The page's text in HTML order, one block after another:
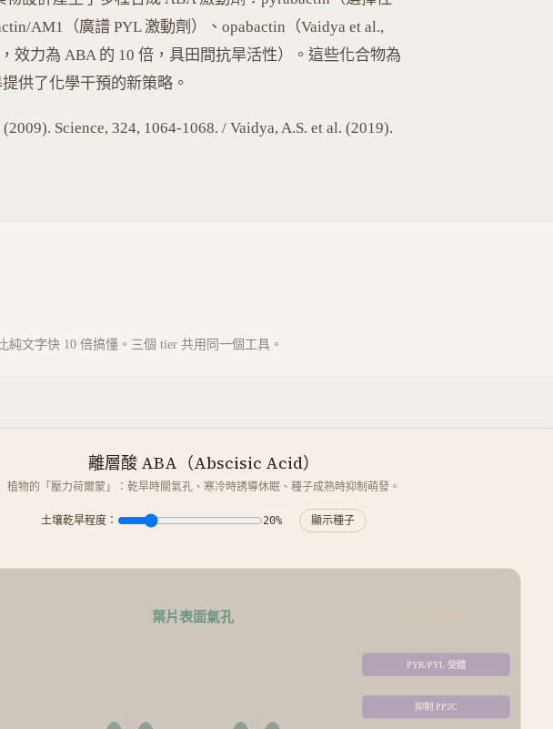
AM1（廣譜 PYL 激動劑）、opabactin（Vaidya et al.,
，效力為 ABA 的 10 倍，具田間抗旱活性）。這些化合物為
供了化學干預的新策略。
Science, 324, 1064-1068. / Vaidya, A.S. et al. (2019).
純文字快 10 倍搞懂。三個 tier 共用同一個工具。
離層酸 ABA（Abscisic Acid）
植物的「壓力荷爾蒙」：乾旱時關氣孔、寒冷時誘導休眠、種子成熟時抑制萌發。
土壤乾旱程度： 20% 顯示種子
葉片表面氣孔
PYR/PYL 受體
抑制 PP2C